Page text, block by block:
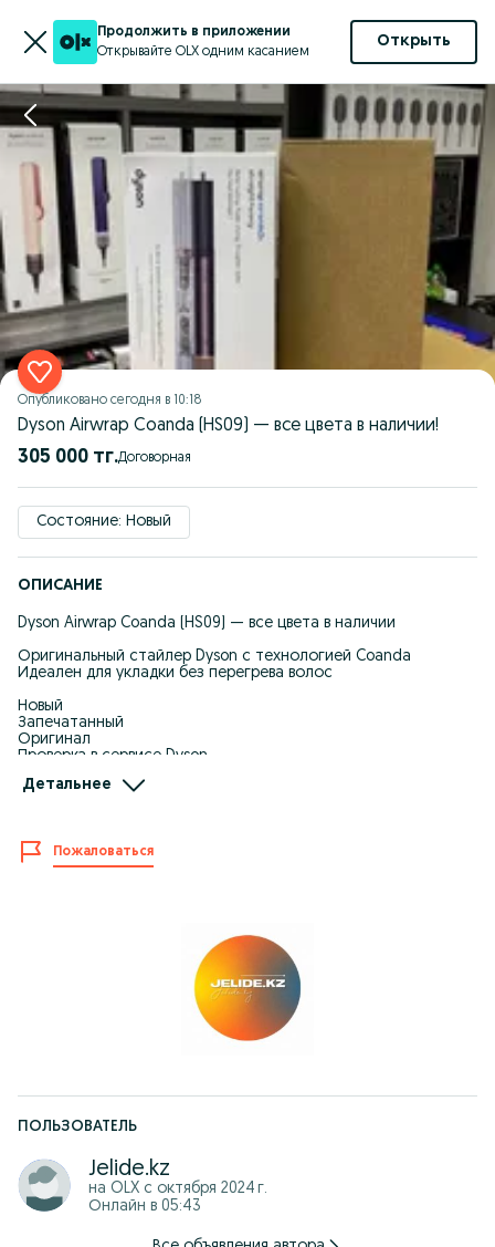
Продолжить в приложении
Открывайте OLX одним касанием
Открыть
Опубликовано сегодня в 10:18
Dyson Airwrap Coanda (HS09) — все цвета в наличии!
305 000 тг. Договорная
Состояние: Новый
ОПИСАНИЕ
Dyson Airwrap Coanda (HS09) — все цвета в наличии
Оригинальный стайлер Dyson с технологией Coanda
Идеален для укладки без перегрева волос
Новый
Запечатанный
Оригинал
Проверка в сервисе Dyson
В наличии все цвета
Преимущества:
• Автоматическая накрутка волос
1 этаж • сектор B • витрина 7
Уточняйте по наличию
Детальнее
Пожаловаться
ПОЛЬЗОВАТЕЛЬ
Jelide.kz
на OLX с октября 2024 г.
Онлайн в 05:43